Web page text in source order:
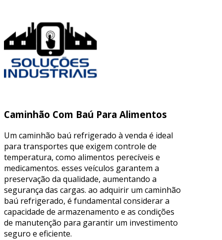
Caminhão Com Baú Para Alimentos
Um caminhão baú refrigerado à venda é ideal
para transportes que exigem controle de
temperatura, como alimentos perecíveis e
medicamentos. esses veículos garantem a
preservação da qualidade, aumentando a
segurança das cargas. ao adquirir um caminhão
baú refrigerado, é fundamental considerar a
capacidade de armazenamento e as condições
de manutenção para garantir um investimento
seguro e eficiente.